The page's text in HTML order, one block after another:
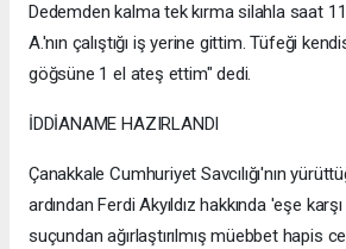
Dedemden kalma tek kırma silahla saat
A.'nın çalıştığı iş yerine gittim. Tüfeği
göğsüne 1 el ateş ettim" dedi.
İDDİANAME HAZIRLANDI
Çanakkale Cumhuriyet Savcılığı'nın
ardından Ferdi Akyıldız hakkında 'eşe
suçundan ağırlaştırılmış müebbet hapis